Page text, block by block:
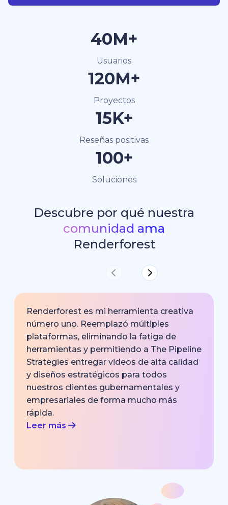
40M+
Usuarios
120M+
Proyectos
15K+
Reseñas positivas
100+
Soluciones
Descubre por qué nuestra
comunidad ama
Renderforest
Renderforest es mi herramienta creativa
número uno. Reemplazó múltiples
plataformas, eliminando la fatiga de
herramientas y permitiendo a The Pipeline
Strategies entregar videos de alta calidad
y diseños estratégicos para todos
nuestros clientes gubernamentales y
empresariales de forma mucho más
rápida.
Leer más